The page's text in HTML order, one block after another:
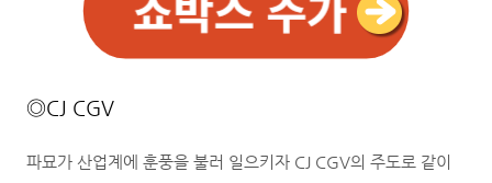
◎CJ CGV
파묘가 산업계에 훈풍을 불러 일으키자 CJ CGV의 주도로 같이